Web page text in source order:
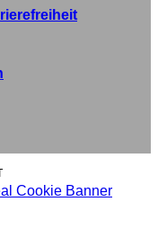
Cookie Banner